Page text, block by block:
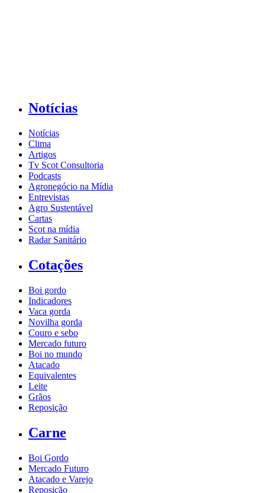
Notícias
Notícias
Clima
Artigos
Tv Scot Consultoria
Podcasts
Agronegócio na Mídia
Entrevistas
Agro Sustentável
Cartas
Scot na mídia
Radar Sanitário
Cotações
Boi gordo
Indicadores
Vaca gorda
Novilha gorda
Couro e sebo
Mercado futuro
Boi no mundo
Atacado
Equivalentes
Leite
Grãos
Reposição
Carne
Boi Gordo
Mercado Futuro
Atacado e Varejo
Reposição